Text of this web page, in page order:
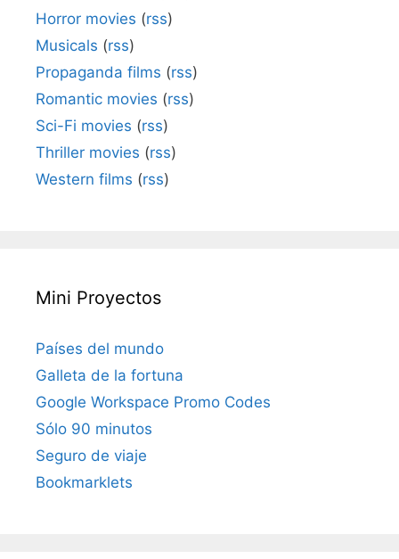
Horror movies (rss)
Musicals (rss)
Propaganda films (rss)
Romantic movies (rss)
Sci-Fi movies (rss)
Thriller movies (rss)
Western films (rss)
Mini Proyectos
Países del mundo
Galleta de la fortuna
Google Workspace Promo Codes
Sólo 90 minutos
Seguro de viaje
Bookmarklets